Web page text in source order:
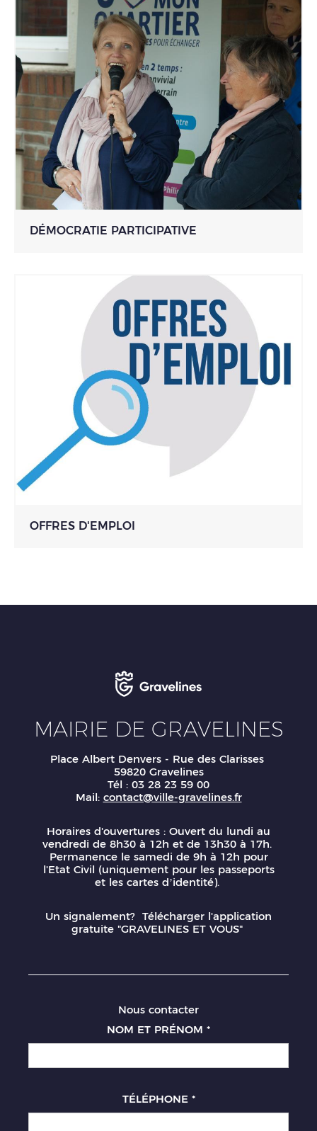
DÉMOCRATIE PARTICIPATIVE
OFFRES D'EMPLOI
MAIRIE DE GRAVELINES
Place Albert Denvers - Rue des Clarisses
59820 Gravelines
Tél : 03 28 23 59 00
Mail: contact@ville-gravelines.fr
Horaires d'ouvertures : Ouvert du lundi au
vendredi de 8h30 à 12h et de 13h30 à 17h.
Permanence le samedi de 9h à 12h pour
l'Etat Civil (uniquement pour les passeports
et les cartes d’identité).
Un signalement? Télécharger l'application
gratuite "GRAVELINES ET VOUS"
Nous contacter
NOM ET PRÉNOM *
TÉLÉPHONE *